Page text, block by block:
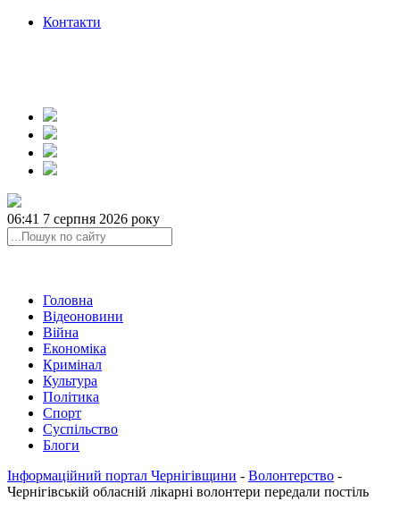
Контакти
06:41 7 серпня 2026 року
Головна
Відеоновини
Війна
Економіка
Кримінал
Культура
Політика
Спорт
Суспільство
Блоги
Інформаційний портал Чернігівщини - Волонтерство -
Чернігівській обласній лікарні волонтери передали постіль